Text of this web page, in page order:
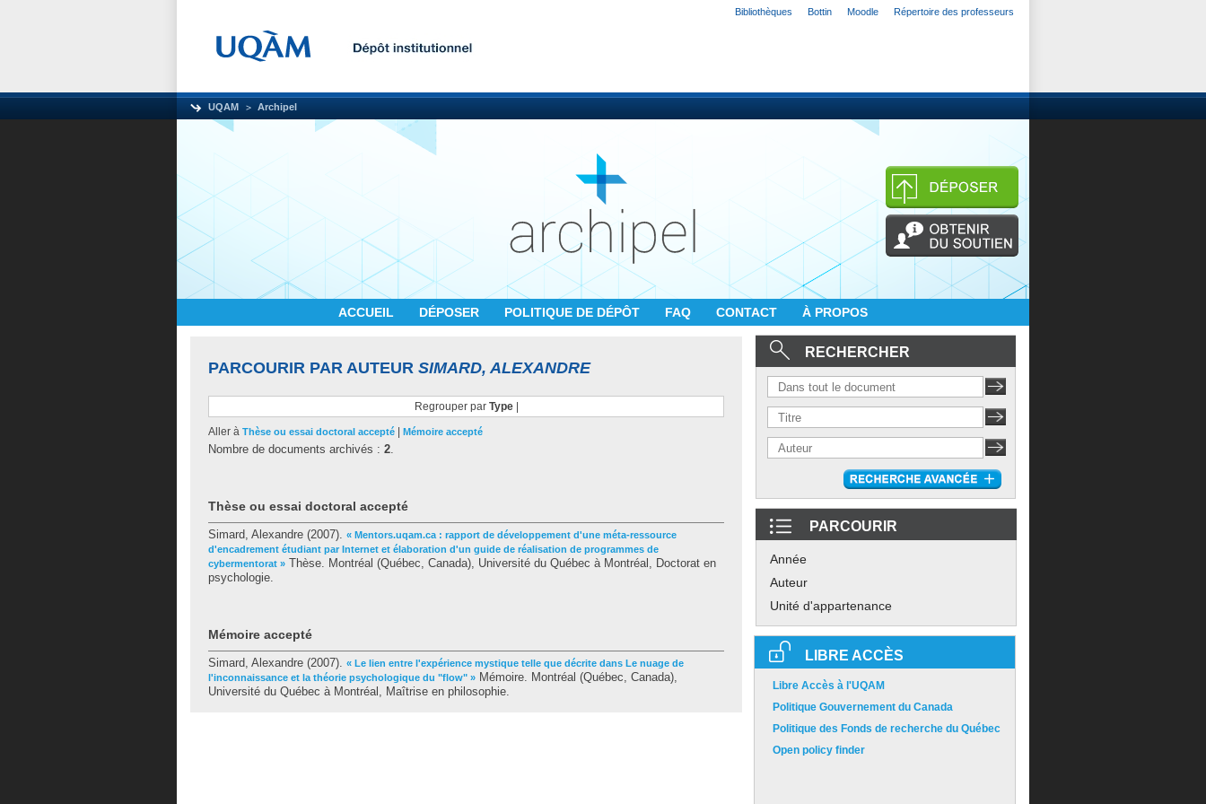
Bibliothèques Bottin Moodle Répertoire des professeurs
UQAM Archipel
ACCUEIL DÉPOSER POLITIQUE DE DÉPÔT FAQ CONTACT À PROPOS
PARCOURIR PAR AUTEUR SIMARD, ALEXANDRE
Regrouper par Type|
Aller à Thèse ou essai doctoral accepté Mémoire accepté
Nombre de documents archivés : 2.
Thèse ou essai doctoral accepté
Simard, Alexandre (2007). « Mentors.uqam.ca : rapport de développement d'une méta-ressource
d'encadrement étudiant par Internet et élaboration d'un guide de réalisation de programmes de
cybermentorat » Thèse. Montréal (Québec, Canada), Université du Québec à Montréal, Doctorat en
psychologie.
Mémoire accepté
Simard, Alexandre (2007). « Le lien entre l'expérience mystique telle que décrite dans Le nuage de
l'inconnaissance et la théorie psychologique du "flow" » Mémoire. Montréal (Québec, Canada),
Université du Québec à Montréal, Maîtrise en philosophie.
RECHERCHER
PARCOURIR
Année
Auteur
Unité d'appartenance
LIBRE ACCÈS
Libre Accès à l'UQAM
Politique Gouvernement du Canada
Politique des Fonds de recherche du Québec
Open policy finder